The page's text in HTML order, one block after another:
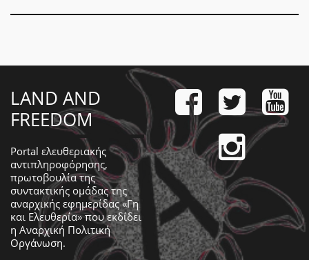
LAND AND
FREEDOM
Portal ελευθεριακής
αντιπληροφόρησης,
πρωτοβουλία της
συντακτικής ομάδας της
αναρχικής εφημερίδας «Γη
και Ελευθερία» που εκδίδει
η Αναρχική Πολιτική
Οργάνωση.